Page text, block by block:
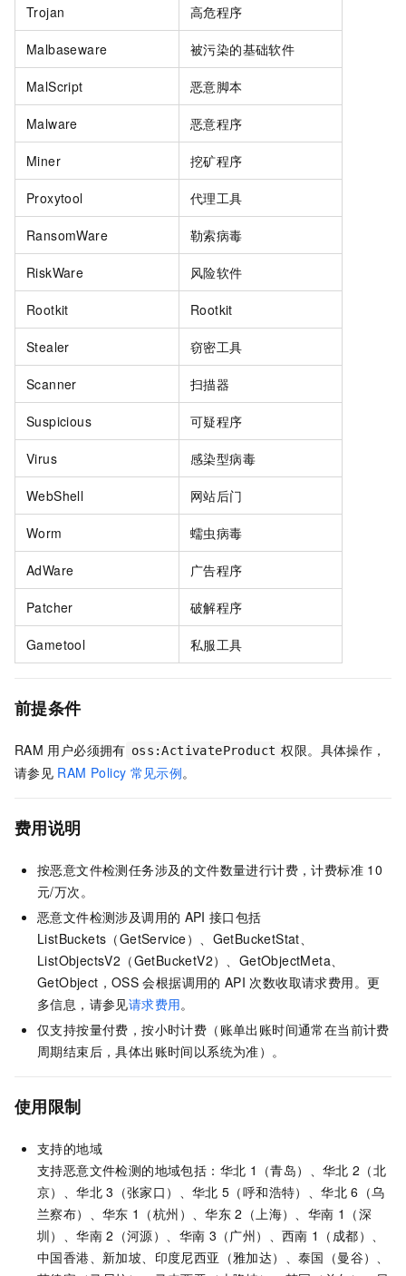
Trojan 高危程序
Malbaseware 被污染的基础软件
MalScript 恶意脚本
Malware 恶意程序
Miner 挖矿程序
Proxytool 代理工具
RansomWare 勒索病毒
RiskWare 风险软件
Rootkit Rootkit
Stealer 窃密工具
Scanner 扫描器
Suspicious 可疑程序
Virus 感染型病毒
WebShell 网站后门
Worm 蠕虫病毒
AdWare 广告程序
Patcher 破解程序
Gametool 私服工具
前提条件
RAM 用户必须拥有 oss:ActivateProduct 权限。具体操作，
请参见 RAM Policy 常见示例。
费用说明
按恶意文件检测任务涉及的文件数量进行计费，计费标准 10
元/万次。
恶意文件检测涉及调用的 API 接口包括
ListBuckets（GetService）、GetBucketStat、
ListObjectsV2（GetBucketV2）、GetObjectMeta、
GetObject，OSS 会根据调用的 API 次数收取请求费用。更
多信息，请参见请求费用。
仅支持按量付费，按小时计费（账单出账时间通常在当前计费
周期结束后，具体出账时间以系统为准）。
使用限制
支持的地域
支持恶意文件检测的地域包括：华北 1（青岛）、华北 2（北
京）、华北 3（张家口）、华北 5（呼和浩特）、华北 6（乌
兰察布）、华东 1（杭州）、华东 2（上海）、华南 1（深
圳）、华南 2（河源）、华南 3（广州）、西南 1（成都）、
中国香港、新加坡、印度尼西亚（雅加达）、泰国（曼谷）、